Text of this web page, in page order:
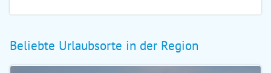
Beliebte Urlaubsorte in der Region